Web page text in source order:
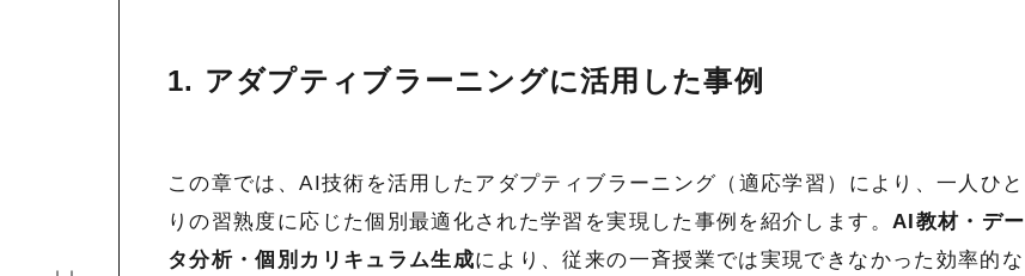
1. アダプティブラーニングに活用した事例
この章では、AI技術を活用したアダプティブラーニング（適応学習）により、一人ひと
りの習熟度に応じた個別最適化された学習を実現した事例を紹介します。 AI教材・デー
タ分析・個別カリキュラム生成により、従来の一斉授業では実現できなかった効率的な